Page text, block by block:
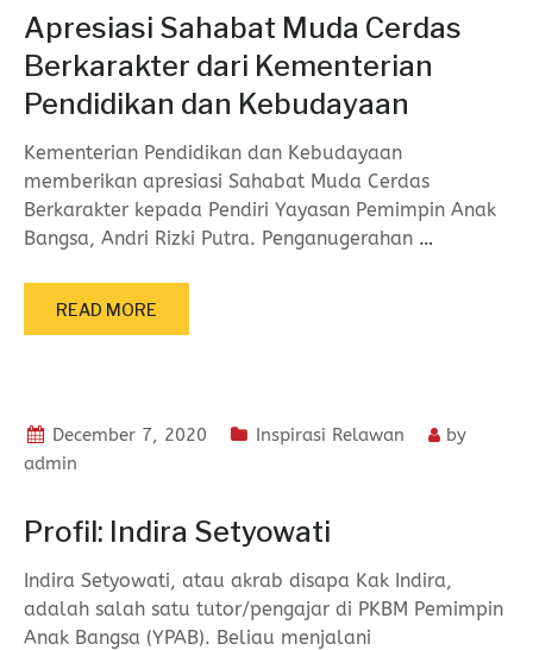
Apresiasi Sahabat Muda Cerdas
Berkarakter dari Kementerian
Pendidikan dan Kebudayaan
Kementerian Pendidikan dan Kebudayaan
memberikan apresiasi Sahabat Muda Cerdas
Berkarakter kepada Pendiri Yayasan Pemimpin Anak
Bangsa, Andri Rizki Putra. Penganugerahan …
READ MORE
December 7, 2020 Inspirasi Relawan
by
admin
Profil: Indira Setyowati
Indira Setyowati, atau akrab disapa Kak Indira,
adalah salah satu tutor/pengajar di PKBM Pemimpin
Anak Bangsa (YPAB). Beliau menjalani